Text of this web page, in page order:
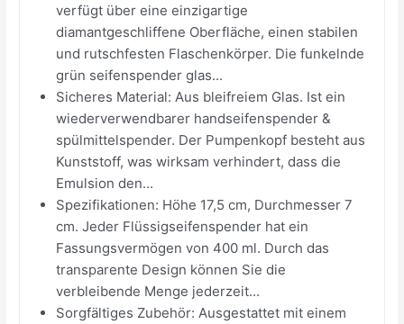
verfügt über eine einzigartige
diamantgeschliffene Oberfläche, einen stabilen
und rutschfesten Flaschenkörper. Die funkelnde
grün seifenspender glas...
Sicheres Material: Aus bleifreiem Glas. Ist ein
wiederverwendbarer handseifenspender &
spülmittelspender. Der Pumpenkopf besteht aus
Kunststoff, was wirksam verhindert, dass die
Emulsion den...
Spezifikationen: Höhe 17,5 cm, Durchmesser 7
cm. Jeder Flüssigseifenspender hat ein
Fassungsvermögen von 400 ml. Durch das
transparente Design können Sie die
verbleibende Menge jederzeit...
Sorgfältiges Zubehör: Ausgestattet mit einem